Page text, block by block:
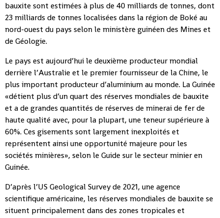
bauxite sont estimées à plus de 40 milliards de tonnes, dont
23 milliards de tonnes localisées dans la région de Boké au
nord-ouest du pays selon le ministère guinéen des Mines et
de Géologie.
Le pays est aujourd’hui le deuxième producteur mondial
derrière l’Australie et le premier fournisseur de la Chine, le
plus important producteur d’aluminium au monde. La Guinée
«détient plus d’un quart des réserves mondiales de bauxite
et a de grandes quantités de réserves de minerai de fer de
haute qualité avec, pour la plupart, une teneur supérieure à
60%. Ces gisements sont largement inexploités et
représentent ainsi une opportunité majeure pour les
sociétés minières», selon le Guide sur le secteur minier en
Guinée.
D’après l’US Geological Survey de 2021, une agence
scientifique américaine, les réserves mondiales de bauxite se
situent principalement dans des zones tropicales et